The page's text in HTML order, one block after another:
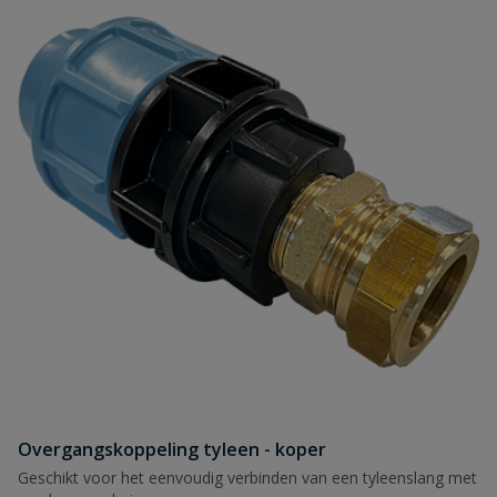
Naam
Samenvatting
Beoordeling versturen
Overgangskoppeling tyleen - koper
Geschikt voor het eenvoudig verbinden van een tyleenslang met